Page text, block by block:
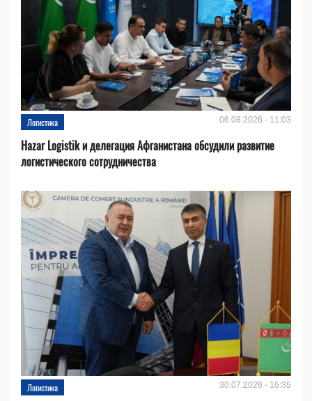
Логистика 06.08.2026 - 11:03
Hazar Logistik и делегация Афганистана обсудили развитие
логистического сотрудничества
Логистика 30.07.2026 - 15:35